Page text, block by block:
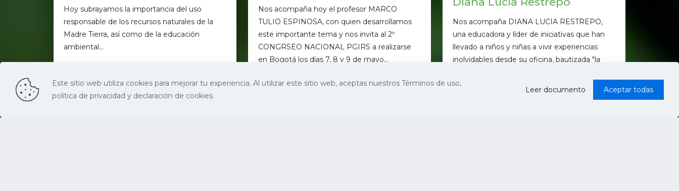
Hoy subrayamos la importancia del uso
responsable de los recursos naturales de la
Madre Tierra, así como de la educación
ambiental...
Nos acompaña hoy el profesor MARCO
TULIO ESPINOSA, con quien desarrollamos
este importante tema y nos invita al 2º
CONGRSEO NACIONAL PGIRS a realizarse
en Bogotá los días 7, 8 y 9 de mayo...
50 Ver más
Nos acompaña DIANA LUCIA RESTREPO,
una educadora y líder de iniciativas que han
llevado a niños y niñas a vivir experiencias
inolvidables desde su oficina, bautizada "la
Ver más
Este sitio web utiliza cookies para mejorar tu experiencia. Al utilizar este sitio web, aceptas nuestros Términos de uso,
política de privacidad y declaración de cookies.
Leer documento Aceptar todas